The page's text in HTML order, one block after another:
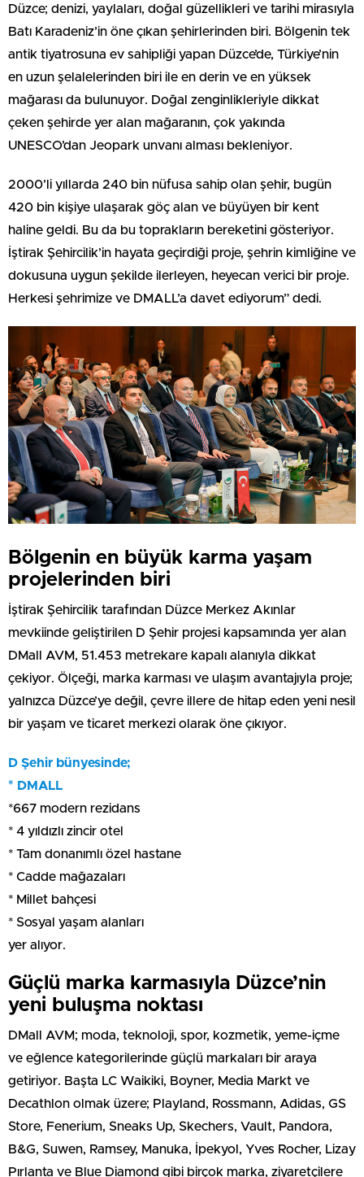
Düzce; denizi, yaylaları, doğal güzellikleri ve tarihi mirasıyla
Batı Karadeniz’in öne çıkan şehirlerinden biri. Bölgenin tek
antik tiyatrosuna ev sahipliği yapan Düzce’de, Türkiye’nin
en uzun şelalelerinden biri ile en derin ve en yüksek
mağarası da bulunuyor. Doğal zenginlikleriyle dikkat
çeken şehirde yer alan mağaranın, çok yakında
UNESCO’dan Jeopark unvanı alması bekleniyor.
2000’li yıllarda 240 bin nüfusa sahip olan şehir, bugün
420 bin kişiye ulaşarak göç alan ve büyüyen bir kent
haline geldi. Bu da bu toprakların bereketini gösteriyor.
İştirak Şehircilik’in hayata geçirdiği proje, şehrin kimliğine ve
dokusuna uygun şekilde ilerleyen, heyecan verici bir proje.
Herkesi şehrimize ve DMALL’a davet ediyorum” dedi.
Bölgenin en büyük karma yaşam
projelerinden biri
İştirak Şehircilik tarafından Düzce Merkez Akınlar
mevkiinde geliştirilen D Şehir projesi kapsamında yer alan
DMall AVM, 51.453 metrekare kapalı alanıyla dikkat
çekiyor. Ölçeği, marka karması ve ulaşım avantajıyla proje;
yalnızca Düzce’ye değil, çevre illere de hitap eden yeni nesil
bir yaşam ve ticaret merkezi olarak öne çıkıyor.
D Şehir bünyesinde;
* DMALL
*667 modern rezidans
* 4 yıldızlı zincir otel
* Tam donanımlı özel hastane
* Cadde mağazaları
* Millet bahçesi
* Sosyal yaşam alanları
yer alıyor.
Güçlü marka karmasıyla Düzce’nin
yeni buluşma noktası
DMall AVM; moda, teknoloji, spor, kozmetik, yeme-içme
ve eğlence kategorilerinde güçlü markaları bir araya
getiriyor. Başta LC Waikiki, Boyner, Media Markt ve
Decathlon olmak üzere; Playland, Rossmann, Adidas, GS
Store, Fenerium, Sneaks Up, Skechers, Vault, Pandora,
B&G, Suwen, Ramsey, Manuka, İpekyol, Yves Rocher, Lizay
Pırlanta ve Blue Diamond gibi birçok marka, ziyaretçilere